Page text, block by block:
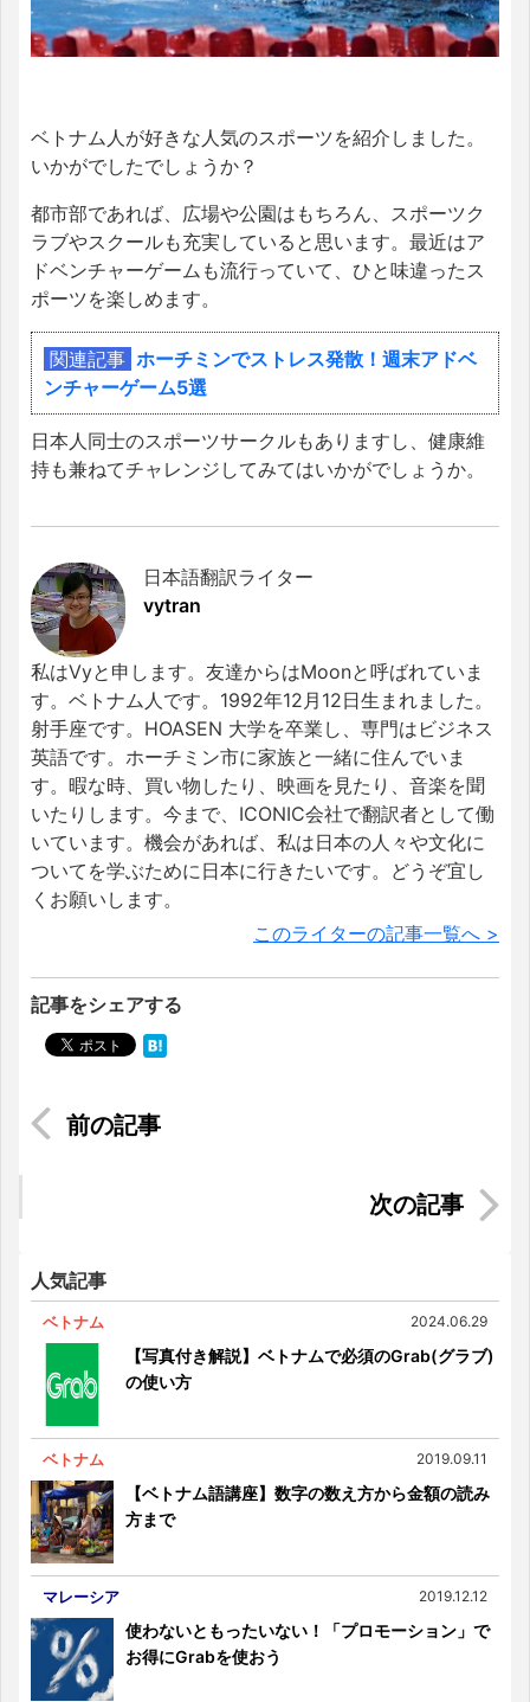
ベトナム人が好きな人気のスポーツを紹介しました。
いかがでしたでしょうか？
都市部であれば、広場や公園はもちろん、スポーツク
ラブやスクールも充実していると思います。最近はア
ドベンチャーゲームも流行っていて、ひと味違ったス
ポーツを楽しめます。
関連記事 ホーチミンでストレス発散！週末アドベ
ンチャーゲーム5選
日本人同士のスポーツサークルもありますし、健康維
持も兼ねてチャレンジしてみてはいかがでしょうか。
日本語翻訳ライター
vytran
私はVyと申します。友達からはMoonと呼ばれていま
す。ベトナム人です。1992年12月12日生まれました。
射手座です。HOASEN 大学を卒業し、専門はビジネス
英語です。ホーチミン市に家族と一緒に住んでいま
す。暇な時、買い物したり、映画を見たり、音楽を聞
いたりします。今まで、ICONIC会社で翻訳者として働
いています。機会があれば、私は日本の人々や文化に
ついてを学ぶために日本に行きたいです。どうぞ宜し
くお願いします。
このライターの記事一覧へ >
記事をシェアする
カメコは世界共通か？ ホーチミンで見つけたコ
ベトナムの民族衣装「アオザイ」ができるまで
人気記事
ベトナム 2024.06.29
【写真付き解説】ベトナムで必須のGrab(グラブ)
の使い方
ベトナム 2019.09.11
【ベトナム語講座】数字の数え方から金額の読み
方まで
マレーシア 2019.12.12
使わないともったいない！「プロモーション」で
お得にGrabを使おう